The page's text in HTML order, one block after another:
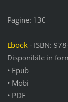
Pagine: 130
Ebook - ISBN:
Disponibile in
• Epub
• Mobi
• PDF